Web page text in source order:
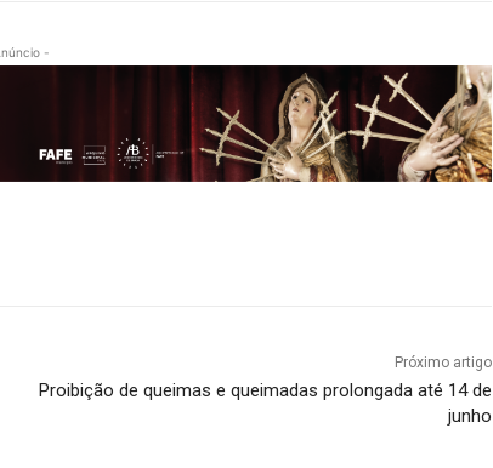
-
Próximo artigo
Proibição de queimas e queimadas prolongada até 14 de
junho